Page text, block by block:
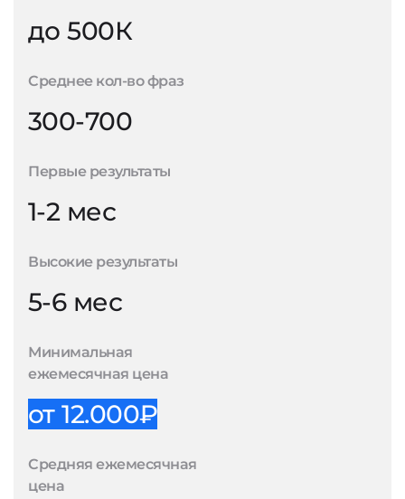
до 500К
Среднее кол-во фраз
300-700
Первые результаты
1-2 мес
Высокие результаты
5-6 мес
Минимальная
ежемесячная цена
от 12.000₽
Средняя ежемесячная
цена